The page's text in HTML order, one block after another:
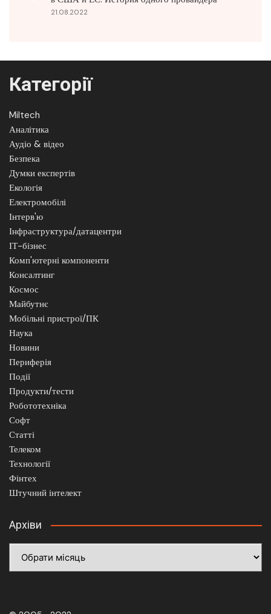
21.08.2022
Категорії
Miltech
Аналітика
Аудіо & відео
Безпека
Думки експертів
Екологія
Електромобілі
Інтерв'ю
Інфраструктура/датацентри
ІТ-бізнес
Комп'ютерні компоненти
Консалтинг
Космос
Майбутнє
Мобільні пристрої/ПК
Наука
Новини
Периферія
Події
Продукти/тести
Робототехніка
Софт
Статті
Телеком
Технології
Фінтех
Штучний інтелект
Архіви